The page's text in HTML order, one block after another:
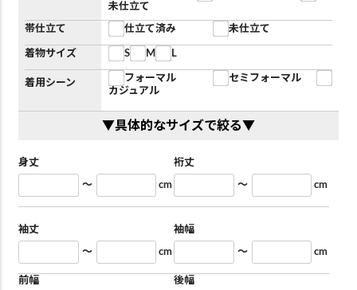
未仕立て
帯仕立て 仕立て済み 未仕立て
着物サイズ S M L
着用シーン フォーマル
セミフォーマル
カジュアル
▼具体的なサイズで絞る▼
身丈
～ cm
裄丈
～ cm
袖丈
～ cm
袖幅
～ cm
前幅 後幅